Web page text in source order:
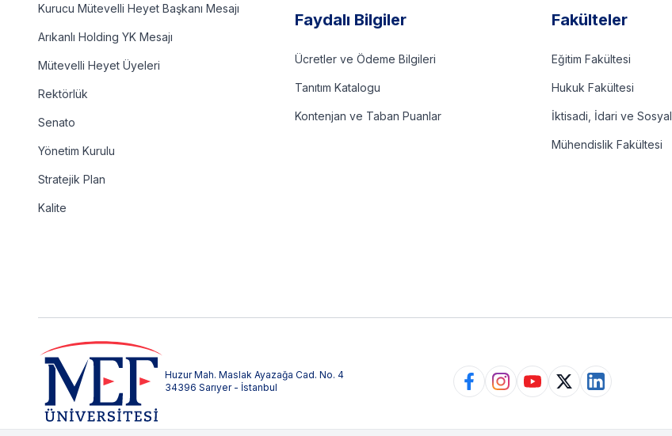
Kurucu Mütevelli Heyet Başkanı Mesajı
Arıkanlı Holding YK Mesajı
Mütevelli Heyet Üyeleri
Rektörlük
Senato
Yönetim Kurulu
Stratejik Plan
Kalite
Faydalı Bilgiler
Ücretler ve Ödeme Bilgileri
Tanıtım Katalogu
Kontenjan ve Taban Puanlar
Fakülteler
Eğitim Fakültesi
Hukuk Fakültesi
İktisadi, İdari ve
Mühendislik Fakültesi
Huzur Mah. Maslak Ayazağa Cad. No. 4
34396 Sarıyer - İstanbul